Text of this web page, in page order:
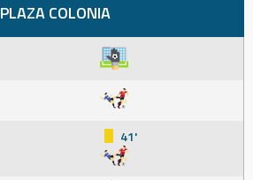
PLAZA COLONIA
41'